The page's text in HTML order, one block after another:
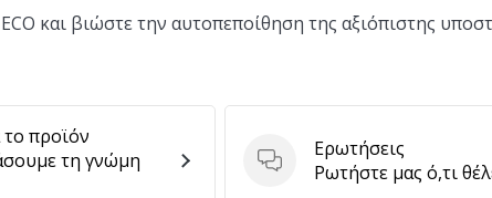
και βιώστε την αυτοπεποίθηση της αξιόπιστης
το προϊόν
τη γνώμη
Ερωτήσεις
Ερωτήσεις
Ρωτήστε μας ό,τι